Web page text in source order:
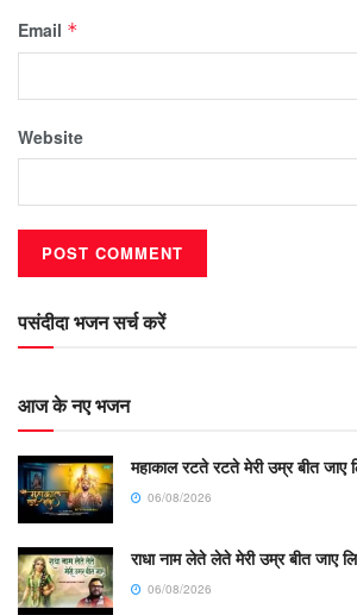
Email *
Website
पसंदीदा भजन सर्च करें
आज के नए भजन
महाकाल रटते रटते मेरी उम्र बीत जाए
06/08/2026
राधा नाम लेते लेते मेरी उम्र बीत जाए
06/08/2026